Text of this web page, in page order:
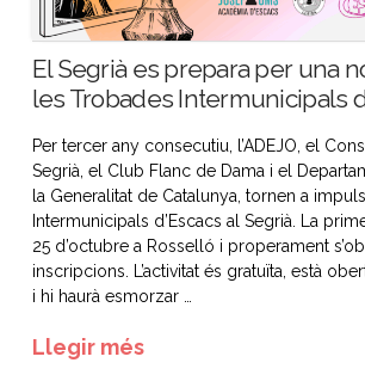
El Segrià es prepara per una
les Trobades Intermunicipals
Per tercer any consecutiu, l’ADEJO, el
Segrià, el Club Flanc de Dama i el
la Generalitat de Catalunya, tornen a
Intermunicipals d’Escacs al Segrià. La
25 d’octubre a Rosselló i properament
inscripcions. L’activitat és gratuïta, està
i hi haurà esmorzar …
Llegir més